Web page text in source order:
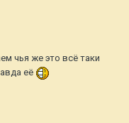
чья же это всё таки
её